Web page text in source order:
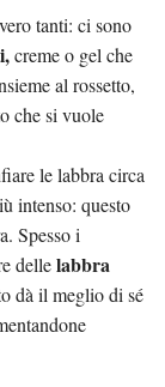
tanti: ci sono
creme o gel che
al rossetto,
che si vuole
le labbra circa
intenso: questo
Spesso i
dellelabbra
dà il meglio di sé